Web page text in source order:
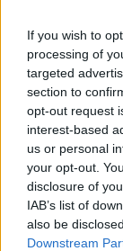
If you wish to
processing of
targeted
section to
opt-out request
interest-based
us or personal
your opt-out.
disclosure of
IAB’s list of
also be
Downstream
(11) Amikor be